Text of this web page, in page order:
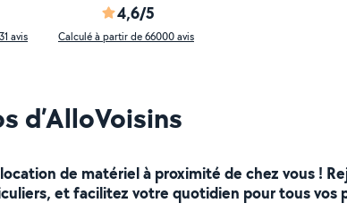
avis
4,6/5
Calculé à partir de 66000 avis
d’AlloVoisins
de matériel à proximité de chez vous !
et facilitez votre quotidien pour tous vos